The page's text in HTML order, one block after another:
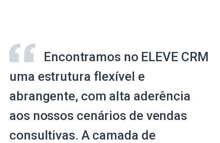
Encontramos no ELEVE CRM
uma estrutura flexível e
abrangente, com alta aderência
aos nossos cenários de vendas
consultivas. A camada de